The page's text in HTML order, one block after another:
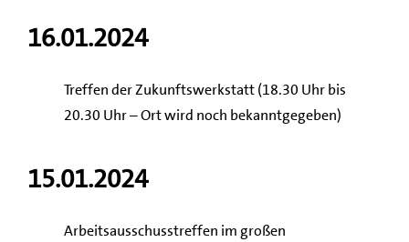
16.01.2024
Treffen der Zukunftswerkstatt (18.30 Uhr bis
20.30 Uhr – Ort wird noch bekanntgegeben)
15.01.2024
Arbeitsausschusstreffen im großen